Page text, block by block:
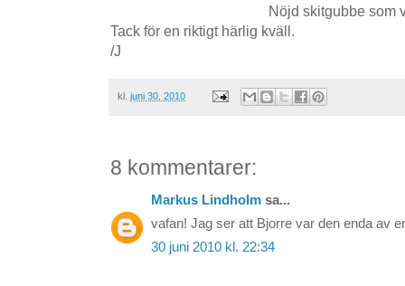
Nöjd skitgubbe som
Tack för en riktigt härlig kväll.
/J
kl. juni 30, 2010
8 kommentarer:
Markus Lindholm sa...
vafan! Jag ser att Bjorre var den enda av
30 juni 2010 kl. 22:34